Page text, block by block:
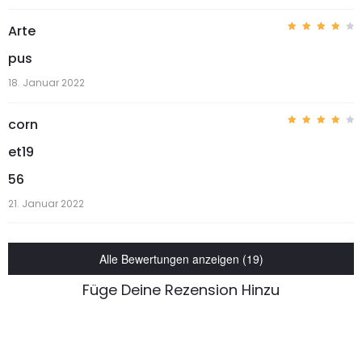
Arte
pus
18. Januar 2022
corn
et19
56
21. Januar 2022
Alle Bewertungen anzeigen (19)
Füge Deine Rezension Hinzu